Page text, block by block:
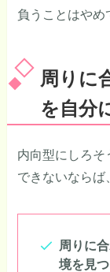
負うことはやめ
周りに
を自分
内向型にしろそ
できないならば
周りに
境を見